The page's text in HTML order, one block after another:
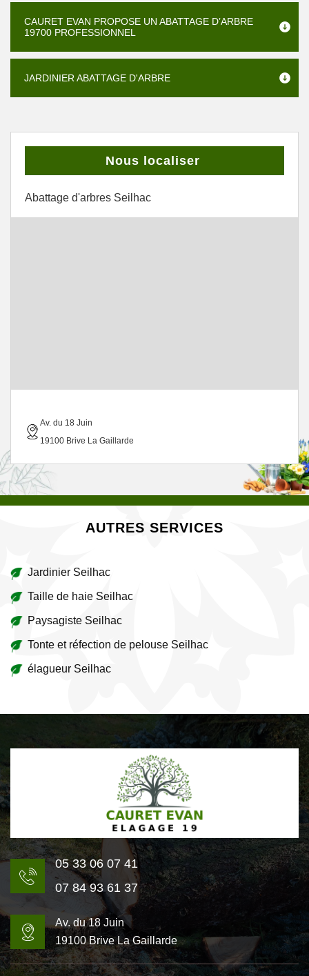
CAURET EVAN PROPOSE UN ABATTAGE D’ARBRE
19700 PROFESSIONNEL
JARDINIER ABATTAGE D'ARBRE
Nous localiser
Abattage d'arbres Seilhac
Av. du 18 Juin
19100 Brive La Gaillarde
AUTRES SERVICES
Jardinier Seilhac
Taille de haie Seilhac
Paysagiste Seilhac
Tonte et réfection de pelouse Seilhac
élagueur Seilhac
05 33 06 07 41
07 84 93 61 37
Av. du 18 Juin
19100 Brive La Gaillarde